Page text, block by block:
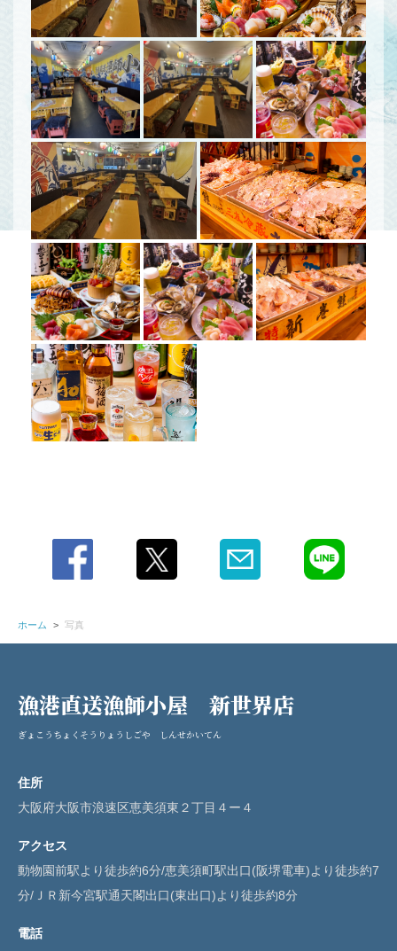
ホーム 写真
漁港直送漁師小屋 新世界店
ぎょこうちょくそうりょうしごや しんせかいてん
住所
大阪府大阪市浪速区恵美須東２丁目４ー４
アクセス
動物園前駅より徒歩約6分/恵美須町駅出口(阪堺電車)より徒歩約7
分/ＪＲ新今宮駅通天閣出口(東出口)より徒歩約8分
電話
この店舗情報をシェアする
写真 | 漁港直送漁師小屋 新世界店
大阪府大阪市浪速区恵美須東２丁目４ー４
https://akr3973861288.owst.jp/gallery
お店情報をコピー